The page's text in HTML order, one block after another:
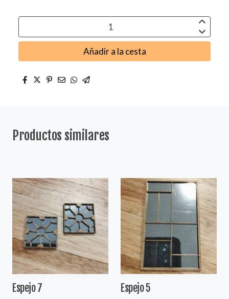
Añadir a la cesta
Productos similares
Espejo 7 Espejo 5